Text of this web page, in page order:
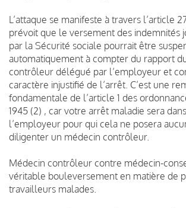
L’attaque se manifeste à travers l’article
prévoit que le versement des indemnités
par la Sécurité sociale pourrait être
automatiquement à compter du rapport
contrôleur délégué par l’employeur et
caractère injustifié de l’arrêt. C’est une
fondamentale de l’article 1 des
1945 (2) , car votre arrêt maladie sera
l’employeur pour qui cela ne posera
diligenter un médecin contrôleur.
Médecin contrôleur contre médecin-
véritable bouleversement en matière de
travailleurs malades.